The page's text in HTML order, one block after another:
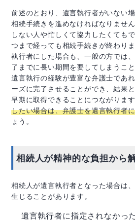
前述のとおり、遺言執行者がいない
相続手続きを進めなければなりませ
しない人や忙しくて協力したくても
つまで経っても相続手続きが終わり
執行者にした場合も、一般の方では
了までに長い期間を要してしまうこ
遺言執行の経験が豊富な弁護士であ
ーズに完了させることができ、結果
早期に取得できることにつながりま
したい場合は、弁護士を遺言執行者
ょう。
相続人が精神的な負担から
相続人が遺言執行者となった場合は
生じることがあります。
遺言執行者に指定されなかっ